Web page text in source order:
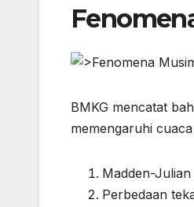
BMKG mencatat
memengaruhi
Madden-
Perbedaan